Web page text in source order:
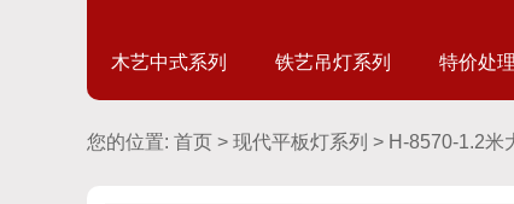
木艺中式系列 铁艺吊灯系列 特价处
您的位置: 首页 > 现代平板灯系列 > H-8570-1.2米